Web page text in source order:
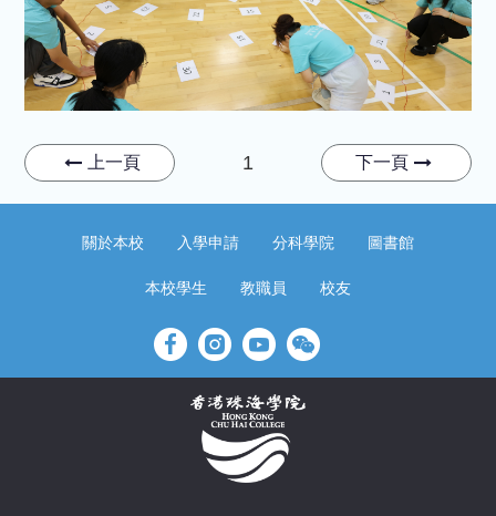
上一頁 1 下一頁
關於本校 入學申請 分科學院 圖書館
本校學生 教職員 校友